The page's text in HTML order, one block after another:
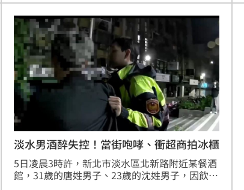
跑了約200公尺體力不支倒在疏洪北路街道上，
所幸路人發現後報警送醫。警方隨後迅速調閱監
視器，循線將動手林男等4人緝捕到案，詢後依
傷害、妨害秩序移送偵辦。
淡水男酒醉失控！當街咆哮、衝超商拍冰櫃
5日凌晨3時許，新北市淡水區北新路附近某餐酒
館，31歲的唐姓男子、23歲的沈姓男子，因飲酒